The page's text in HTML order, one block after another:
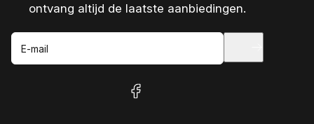
ontvang altijd de laatste aanbiedingen.
E-mail
facebook